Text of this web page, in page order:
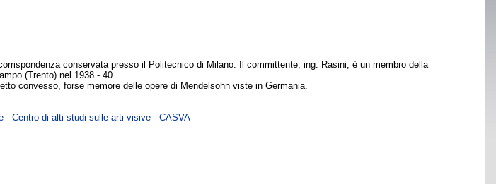
conservata presso il Politecnico di Milano. Il committente, ing. Rasini, è un membro della
(Trento) nel 1938 - 40.
convesso, forse memore delle opere di Mendelsohn viste in Germania.
- Centro di alti studi sulle arti visive - CASVA